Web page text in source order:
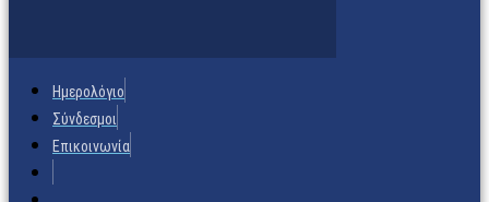
Ημερολόγιο
Σύνδεσμοι
Επικοινωνία